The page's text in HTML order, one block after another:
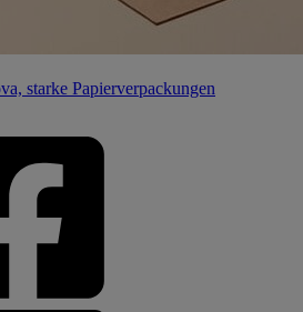
starke Papierverpackungen